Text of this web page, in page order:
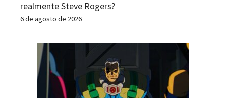
realmente Steve Rogers?
6 de agosto de 2026